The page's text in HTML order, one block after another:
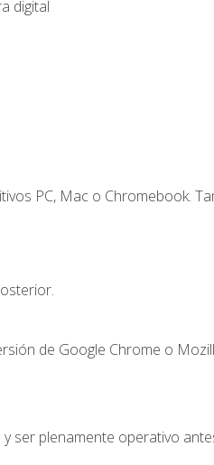
digital
PC, Mac o Chromebook.
de Google Chrome o
ser plenamente operativo